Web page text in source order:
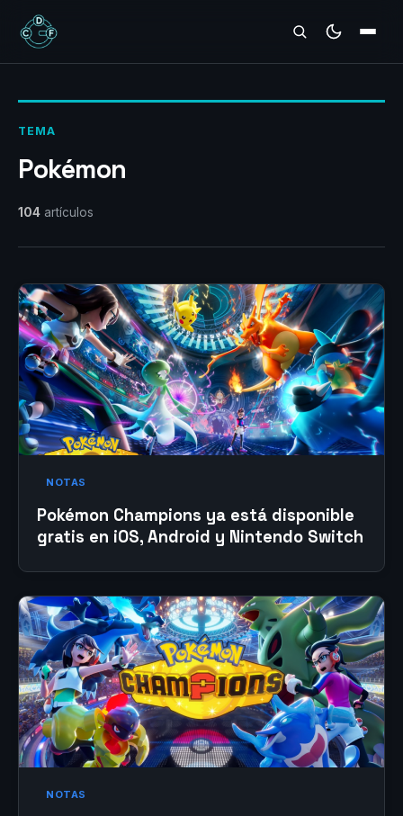
REVIEWS
TEMA
Pokémon
104 artículos
NOTAS
Pokémon Champions ya está disponible
gratis en iOS, Android y Nintendo Switch
NOTAS